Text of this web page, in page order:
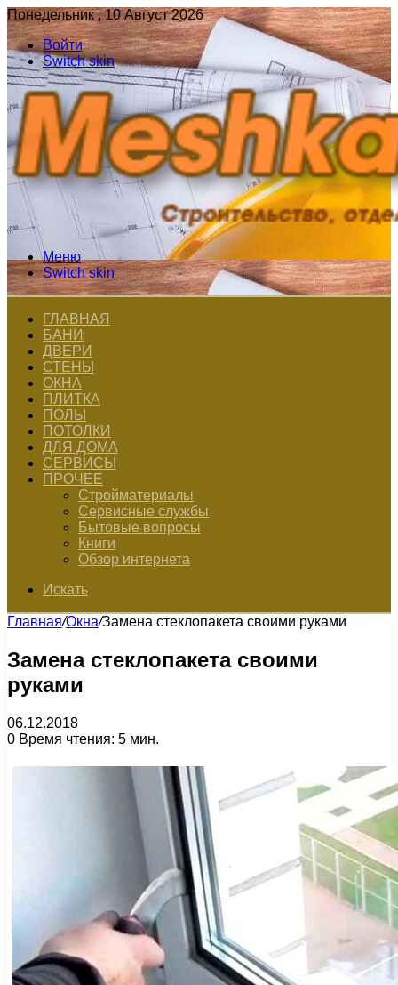
Понедельник , 10 Август 2026
Войти
Switch skin
Меню
Switch skin
ГЛАВНАЯ
БАНИ
ДВЕРИ
СТЕНЫ
ОКНА
ПЛИТКА
ПОЛЫ
ПОТОЛКИ
ДЛЯ ДОМА
СЕРВИСЫ
ПРОЧЕЕ
Стройматериалы
Сервисные службы
Бытовые вопросы
Книги
Обзор интернета
Искать
Главная/Окна/Замена стеклопакета своими руками
Замена стеклопакета своими
руками
06.12.2018
0 Время чтения: 5 мин.